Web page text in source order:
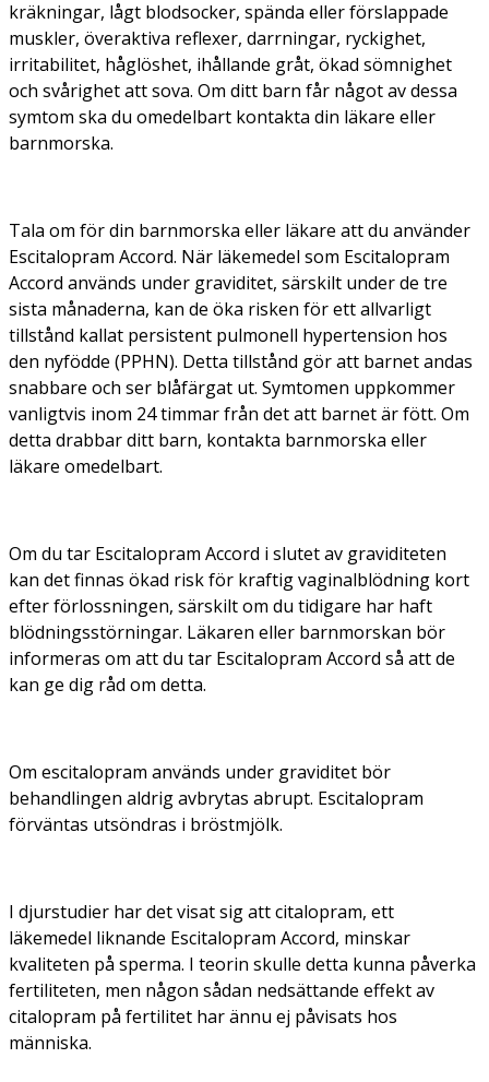
kräkningar, lågt blodsocker, spända eller förslappade
muskler, överaktiva reflexer, darrningar, ryckighet,
irritabilitet, håglöshet, ihållande gråt, ökad sömnighet
och svårighet att sova. Om ditt barn får något av dessa
symtom ska du omedelbart kontakta din läkare eller
barnmorska.
Tala om för din barnmorska eller läkare att du använder
Escitalopram Accord. När läkemedel som Escitalopram
Accord används under graviditet, särskilt under de tre
sista månaderna, kan de öka risken för ett allvarligt
tillstånd kallat persistent pulmonell hypertension hos
den nyfödde (PPHN). Detta tillstånd gör att barnet andas
snabbare och ser blåfärgat ut. Symtomen uppkommer
vanligtvis inom 24 timmar från det att barnet är fött. Om
detta drabbar ditt barn, kontakta barnmorska eller
läkare omedelbart.
Om du tar Escitalopram Accord i slutet av graviditeten
kan det finnas ökad risk för kraftig vaginalblödning kort
efter förlossningen, särskilt om du tidigare har haft
blödningsstörningar. Läkaren eller barnmorskan bör
informeras om att du tar Escitalopram Accord så att de
kan ge dig råd om detta.
Om escitalopram används under graviditet bör
behandlingen aldrig avbrytas abrupt. Escitalopram
förväntas utsöndras i bröstmjölk.
I djurstudier har det visat sig att citalopram, ett
läkemedel liknande Escitalopram Accord, minskar
kvaliteten på sperma. I teorin skulle detta kunna påverka
fertiliteten, men någon sådan nedsättande effekt av
citalopram på fertilitet har ännu ej påvisats hos
människa.